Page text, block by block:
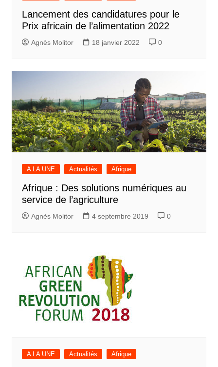
Lancement des candidatures pour le
Prix africain de l’alimentation 2022
Agnès Molitor 18 janvier 2022 0
A LA UNE Actualités Afrique
Afrique : Des solutions numériques au
service de l’agriculture
Agnès Molitor 4 septembre 2019 0
A LA UNE Actualités Afrique